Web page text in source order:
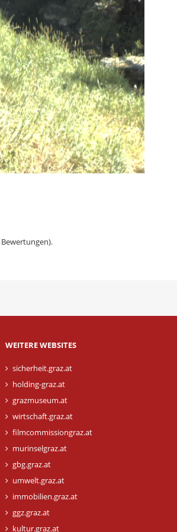
Bewertungen).
WEITERE WEBSITES
sicherheit.graz.at
holding-graz.at
grazmuseum.at
wirtschaft.graz.at
filmcommissiongraz.at
murinselgraz.at
gbg.graz.at
umwelt.graz.at
immobilien.graz.at
ggz.graz.at
kultur.graz.at